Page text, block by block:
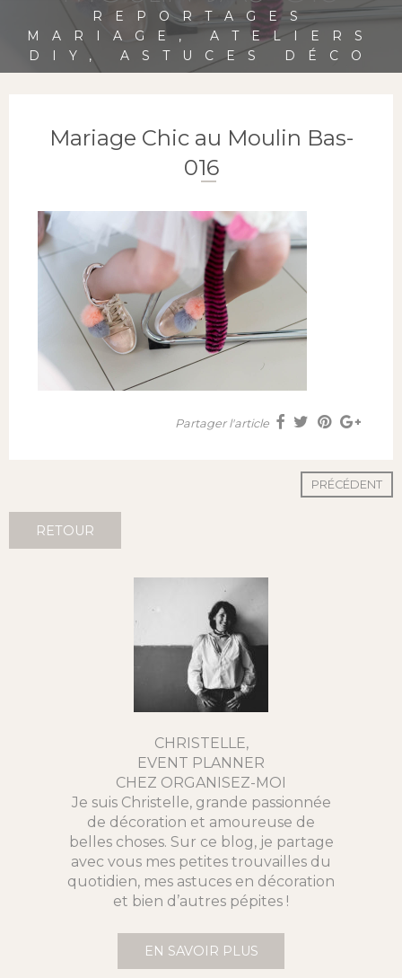
REPORTAGES
MARIAGE, ATELIERS
DIY, ASTUCES DÉCO
Mariage Chic au Moulin Bas-
016
Partager l'article
PRÉCÉDENT
RETOUR
CHRISTELLE,
EVENT PLANNER
CHEZ ORGANISEZ-MOI
Je suis Christelle, grande passionnée
de décoration et amoureuse de
belles choses. Sur ce blog, je partage
avec vous mes petites trouvailles du
quotidien, mes astuces en décoration
et bien d’autres pépites !
EN SAVOIR PLUS